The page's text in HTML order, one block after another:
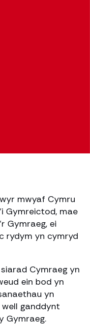
mwyaf Cymru
Gymreictod, mae
Gymraeg, ei
rydym yn cymryd
Cymraeg yn
ein bod yn
yn
well ganddynt
Gymraeg.